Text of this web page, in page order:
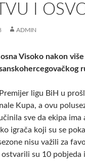
I
ADMIN
Visoko nakon
ligu BiH u
Kupa, a ovu
sve da ekipa ima
igrača koji su se
nisu važili za
su 10 pobjeda